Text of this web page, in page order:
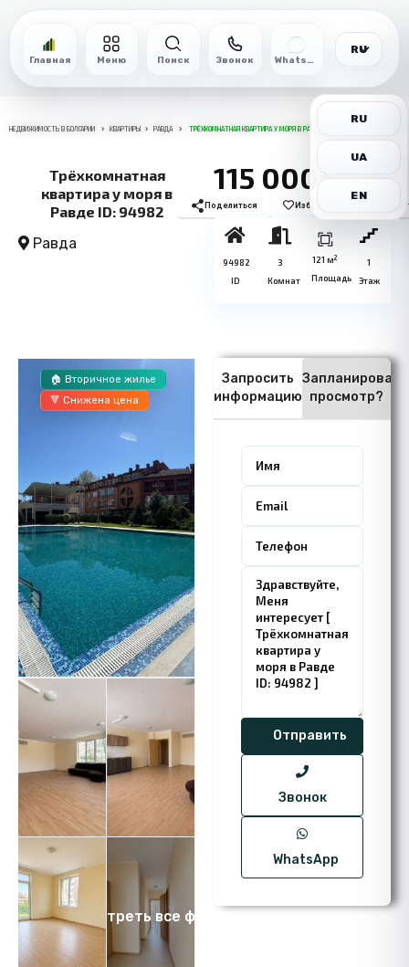
Главная Меню Поиск Звонок WhatsApp
RU
RU
UA
EN
НЕДВИЖИМОСТЬ В БОЛГАРИИ КВАРТИРЫ РАВДА ТРЁХКОМНАТНАЯ КВАРТИРА У МОРЯ В РАВДЕ ID: 94982
Трёхкомнатная
квартира у моря в
Равде ID: 94982
Равда
115 000€
Поделиться Избранное
94982
ID
3
Комнат
121 м2
Площадь
1
Этаж
Посмотреть все фото 13
🏠 Вторичное жилье
🔻 Снижена цена
Запросить
информацию
Запланировать
просмотр?
Звонок
WhatsApp